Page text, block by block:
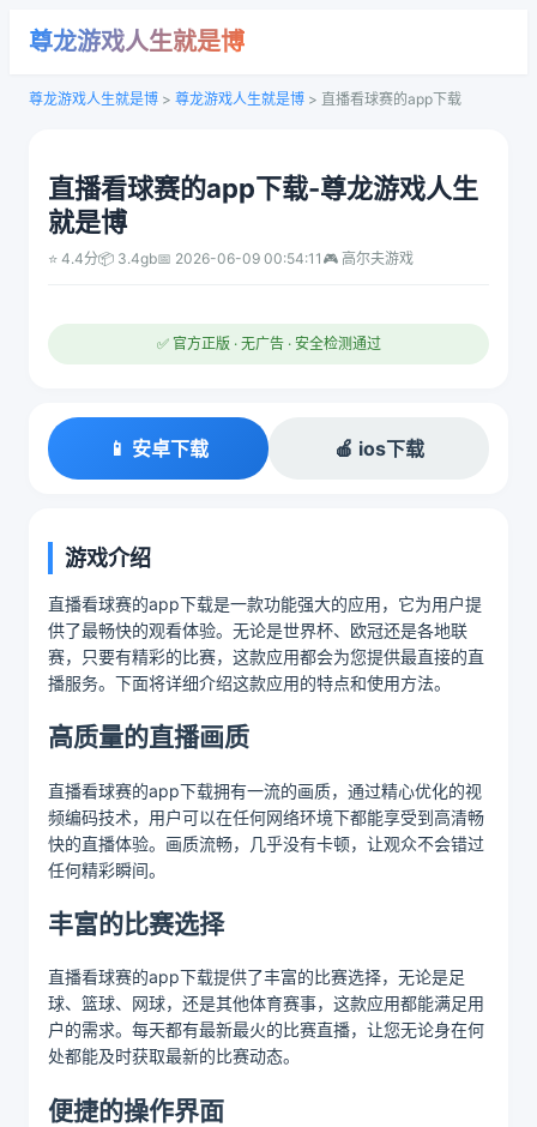
尊龙游戏人生就是博
尊龙游戏人生就是博 > 尊龙游戏人生就是博 > 直播看球赛的app下载
直播看球赛的app下载-尊龙游戏人生
就是博
⭐ 4.4分📦 3.4gb📅 2026-06-09 00:54:11 🎮 高尔夫游戏
✅ 官方正版 · 无广告 · 安全检测通过
📱 安卓下载 🍎 ios下载
游戏介绍
直播看球赛的app下载是一款功能强大的应用，它为用户提
供了最畅快的观看体验。无论是世界杯、欧冠还是各地联
赛，只要有精彩的比赛，这款应用都会为您提供最直接的直
播服务。下面将详细介绍这款应用的特点和使用方法。
高质量的直播画质
直播看球赛的app下载拥有一流的画质，通过精心优化的视
频编码技术，用户可以在任何网络环境下都能享受到高清畅
快的直播体验。画质流畅，几乎没有卡顿，让观众不会错过
任何精彩瞬间。
丰富的比赛选择
直播看球赛的app下载提供了丰富的比赛选择，无论是足
球、篮球、网球，还是其他体育赛事，这款应用都能满足用
户的需求。每天都有最新最火的比赛直播，让您无论身在何
处都能及时获取最新的比赛动态。
便捷的操作界面